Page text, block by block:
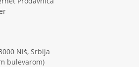
Niš, Srbija
bulevarom)